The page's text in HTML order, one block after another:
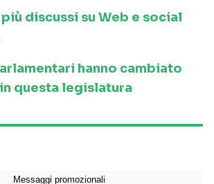
discussi su Web e social
hanno cambiato
questa legislatura